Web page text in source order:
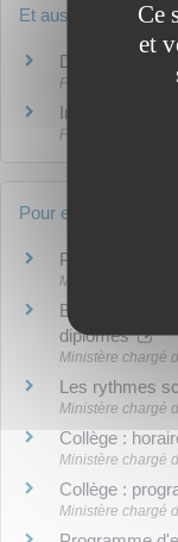
Et aussi
Diplômes
Famille - Scolarité
Inscription
Famille - Scolarité
Pour en savoir plus
Présentation
Ministère chargé
Entrée au
diplômes
Ministère chargé
Les rythmes
Ministère chargé
Collège :
Ministère chargé
Collège :
Ministère chargé
Ce
et